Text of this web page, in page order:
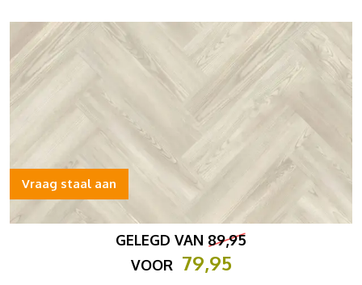
GELEGD VAN 89,95
VOOR 79,95
Vraag staal aan